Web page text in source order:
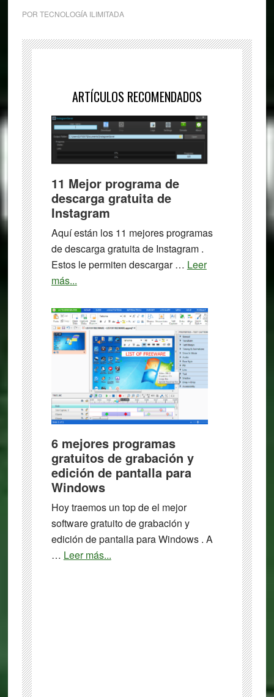
POR TECNOLOGÍA ILIMITADA
ARTÍCULOS RECOMENDADOS
11 Mejor programa de
descarga gratuita de
Instagram
Aquí están los 11 mejores programas
de descarga gratuita de Instagram .
Estos le permiten descargar … Leer
más...about
Mejor
programa
de
descarga
gratuita
de
Instagram
6 mejores programas
gratuitos de grabación y
edición de pantalla para
Windows
Hoy traemos un top de el mejor
software gratuito de grabación y
edición de pantalla para Windows . A
… Leer más...about